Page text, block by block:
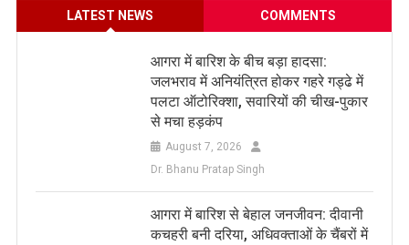
LATEST NEWS COMMENTS
आगरा में बारिश के बीच बड़ा हादसा:
जलभराव में अनियंत्रित होकर गहरे गड्ढे में
पलटा ऑटोरिक्शा, सवारियों की चीख-पुकार
से मचा हड़कंप
August 7, 2026
Dr. Bhanu Pratap Singh
आगरा में बारिश से बेहाल जनजीवन: दीवानी
कचहरी बनी दरिया, अधिवक्ताओं के चैंबरों में